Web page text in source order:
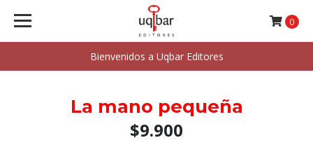
Bienvenidos a Uqbar Editores
0
La mano pequeña
$9.900